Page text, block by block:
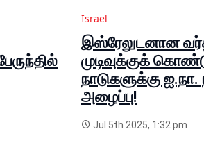
Israel
இஸ்ரேலுடனான
முடிவுக்குக்
நாடுகளுக்கு ஐ.நா.
அழைப்பு!
Jul 5th 2025, 1:32 pm